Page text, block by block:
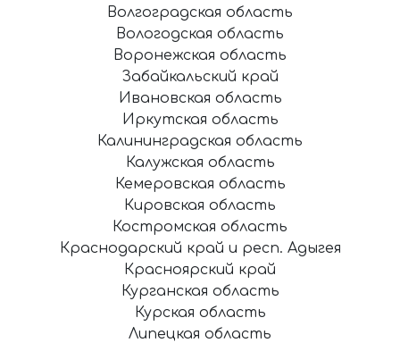
Волгоградская область
Вологодская область
Воронежская область
Забайкальский край
Ивановская область
Иркутская область
Калининградская область
Калужская область
Кемеровская область
Кировская область
Костромская область
Краснодарский край и респ. Адыгея
Красноярский край
Курганская область
Курская область
Липецкая область